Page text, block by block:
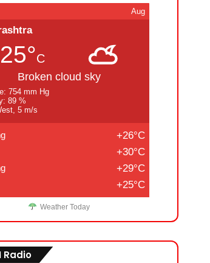
Aug
C
Broken cloud sky
754 mm Hg
89 %
5 m/s
+26°C
+30°C
+29°C
+25°C
Weather Today
Radio